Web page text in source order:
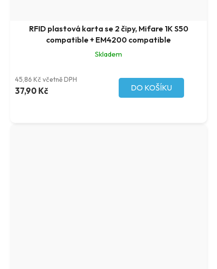
RFID plastová karta se 2 čipy, Mifare 1K S50
compatible + EM4200 compatible
Skladem
45,86 Kč včetně DPH
37,90 Kč DO KOŠÍKU